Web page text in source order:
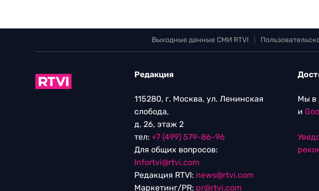
Выходные данные СМИ RTVI
Редакция
115280, г. Москва, ул. Ленинская
слобода,
д. 26, этаж 2
тел: +7 (499) 579-86-96
Для общих вопросов:
Infortvi@rtvi.com
Редакция RTVI: news@rtvi.com
Маркетинг/PR: pr@rtvi.com
Мы в
и